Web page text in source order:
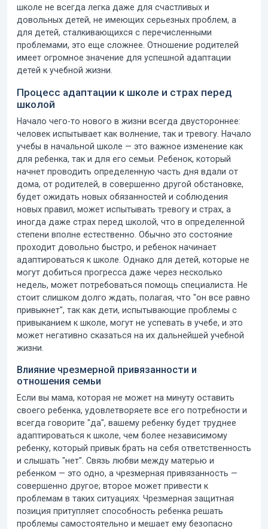
школе не всегда легка даже для счастливых и
довольных детей, не имеющих серьезных проблем, а
для детей, сталкивающихся с перечисленными
проблемами, это еще сложнее. Отношение родителей
имеет огромное значение для успешной адаптации
детей к учебной жизни.
Процесс адаптации к школе и страх перед
школой
Начало чего-то нового в жизни всегда двустороннее:
человек испытывает как волнение, так и тревогу. Начало
учебы в начальной школе — это важное изменение как
для ребенка, так и для его семьи. Ребенок, который
начнет проводить определенную часть дня вдали от
дома, от родителей, в совершенно другой обстановке,
будет ожидать новых обязанностей и соблюдения
новых правил, может испытывать тревогу и страх, а
иногда даже страх перед школой, что в определенной
степени вполне естественно. Обычно это состояние
проходит довольно быстро, и ребенок начинает
адаптироваться к школе . Однако для детей, которые не
могут добиться прогресса даже через несколько
недель, может потребоваться помощь специалиста. Не
стоит слишком долго ждать, полагая, что "он все равно
привыкнет", так как дети, испытывающие проблемы с
привыканием к школе, могут не успевать в учебе, и это
может негативно сказаться на их дальнейшей учебной
жизни.
Влияние чрезмерной привязанности и
отношения семьи
Если вы мама, которая не может на минуту оставить
своего ребенка, удовлетворяете все его потребности и
всегда говорите "да", вашему ребенку будет труднее
адаптироваться к школе, чем более независимому
ребенку, который привык брать на себя ответственность
и слышать "нет". Связь любви между матерью и
ребенком — это одно, а чрезмерная привязанность —
совершенно другое; второе может привести к
проблемам в таких ситуациях. Чрезмерная защитная
позиция притупляет способность ребенка решать
проблемы самостоятельно и мешает ему безопасно